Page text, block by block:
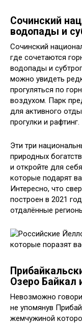
Сочинский
водопады и
Сочинский
где сочетаются
водопады и
можно увидеть
прогуляться по
воздухом. Парк
для активного
прогулки и рафтинг.
Эти три
природных
и откройте для
которые подарят
Интересно, что
построен в 2021
отдалённые
Озеро Байкал
Невозможно
не упомянув
жемчужиной